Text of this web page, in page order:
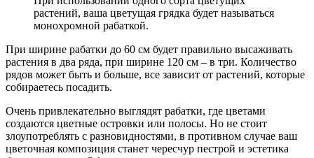
растений, ваша цветущая грядка будет называться
монохромной рабаткой.
При ширине рабатки до 60 см будет правильно высаживать
растения в два ряда, при ширине 120 см – в три. Количество
рядов может быть и больше, все зависит от растений, которые
собираетесь посадить.
Очень привлекательно выглядят рабатки, где цветами
создаются цветные островки или полосы. Но не стоит
злоупотреблять с разновидностями, в противном случае ваш
цветочная композиция станет чересчур пестрой и эстетика